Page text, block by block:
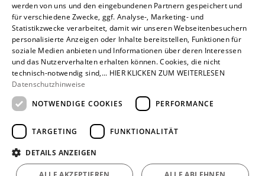
werden von uns und den eingebundenen Partnern gespeichert und
für verschiedene Zwecke, ggf. Analyse-, Marketing- und
Statistikzwecke verarbeitet, damit wir unseren Webseitenbesuchern
personalisierte Anzeigen oder Inhalte bereitstellen, Funktionen für
soziale Medien anbieten und Informationen über deren Interessen
und das Nutzerverhalten erhalten können. Cookies, die nicht
technisch-notwendig sind,... HIER KLICKEN ZUM WEITERLESEN
Datenschutzhinweise
NOTWENDIGE COOKIES
PERFORMANCE
TARGETING FUNKTIONALITÄT
DETAILS ANZEIGEN